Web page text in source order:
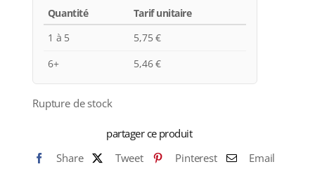
Quantité
Tarif unitaire
1 à 5
5,75€
6+
5,46€
Rupture de stock
partager ce produit
Share
Tweet Pinterest Email